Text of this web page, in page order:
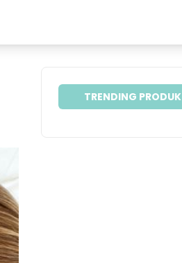
TRENDING PRODUK